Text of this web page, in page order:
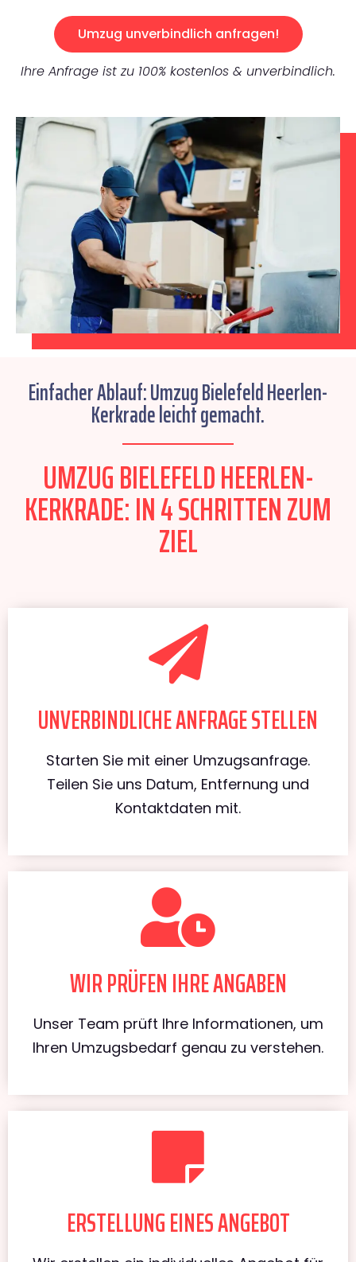
Umzug unverbindlich anfragen!
Ihre Anfrage ist zu 100% kostenlos & unverbindlich.
Einfacher Ablauf: Umzug Bielefeld Heerlen-
Kerkrade leicht gemacht.
UMZUG BIELEFELD HEERLEN-
KERKRADE: IN 4 SCHRITTEN ZUM
ZIEL
UNVERBINDLICHE ANFRAGE STELLEN
Starten Sie mit einer Umzugsanfrage.
Teilen Sie uns Datum, Entfernung und
Kontaktdaten mit.
WIR PRÜFEN IHRE ANGABEN
Unser Team prüft Ihre Informationen, um
Ihren Umzugsbedarf genau zu verstehen.
ERSTELLUNG EINES ANGEBOT